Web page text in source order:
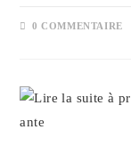
0 COMMENTAIRE